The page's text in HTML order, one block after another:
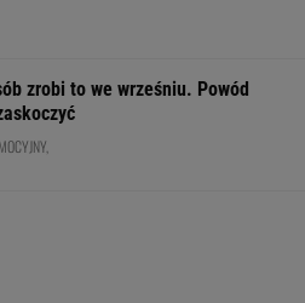
zrobi to we wrześniu. Powód